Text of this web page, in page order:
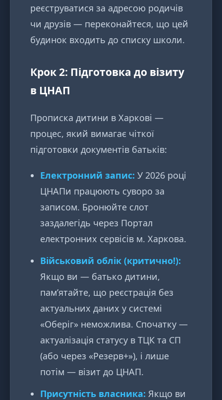
реєструватися за адресою родичів
чи друзів — переконайтеся, що цей
будинок входить до списку школи.
Крок 2: Підготовка до візиту
в ЦНАП
Прописка дитини в Харкові —
процес, який вимагає чіткої
підготовки документів батьків:
Електронний запис: У 2026 році
ЦНАПи працюють суворо за
записом. Бронюйте слот
заздалегідь через Портал
електронних сервісів м. Харкова.
Військовий облік (критично!):
Якщо ви — батько дитини,
пам’ятайте, що реєстрація без
актуальних даних у системі
«Оберіг» неможлива. Спочатку —
актуалізація статусу в ТЦК та СП
(або через «Резерв+»), і лише
потім — візит до ЦНАП.
Присутність власника: Якщо ви